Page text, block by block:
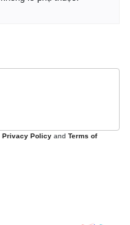
Privacy Policy and Terms of